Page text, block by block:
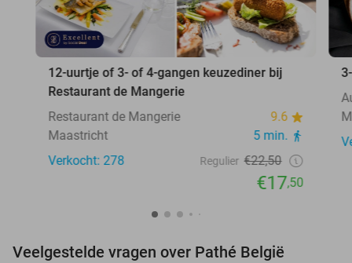
12-uurtje of 3- of 4-gangen keuzediner bij
Restaurant de Mangerie
Restaurant de Mangerie
9.6
Maastricht
5 min.
Verkocht: 278
Regulier €22,50
€17,50
Veelgestelde vragen over Pathé België